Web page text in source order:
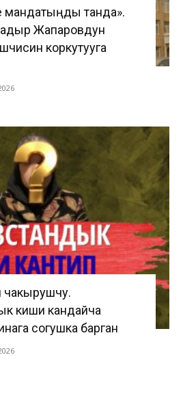
танда».
Жапаровдун
коркутууга
чакырушчу.
киши кандайча
согушка барган